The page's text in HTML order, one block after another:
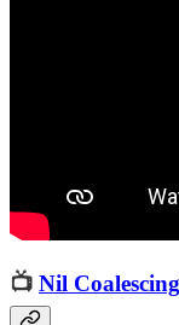
📺 Nil Coalescing